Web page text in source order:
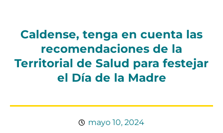
Caldense, tenga en cuenta las
recomendaciones de la
Territorial de Salud para festejar
el Día de la Madre
mayo 10, 2024